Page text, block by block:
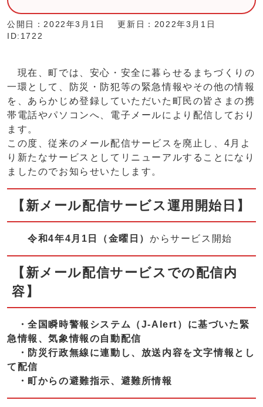
公開日：2022年3月1日
更新日：2022年3月1日
ID:1722
現在、町では、安心・安全に暮らせるまちづくりの
一環として、防災・防犯等の緊急情報やその他の情報
を、あらかじめ登録していただいた町民の皆さまの携
帯電話やパソコンへ、電子メールにより配信しており
ます。
この度、従来のメール配信サービスを廃止し、4月よ
り新たなサービスとしてリニューアルすることになり
ましたのでお知らせいたします。
【新メール配信サービス運用開始日】
令和4年4月1日（金曜日） からサービス開始
【新メール配信サービスでの配信内
容】
・全国瞬時警報システム（J-Alert）に基づいた緊
急情報、気象情報の自動配信
・防災行政無線に連動し、放送内容を文字情報とし
て配信
・町からの避難指示、避難所情報